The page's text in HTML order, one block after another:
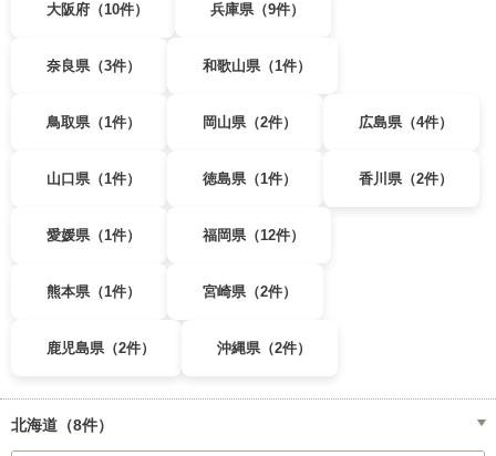
大阪府（10件） 兵庫県（9件）
奈良県（3件） 和歌山県（1件）
鳥取県（1件） 岡山県（2件） 広島県（4件）
山口県（1件） 徳島県（1件） 香川県（2件）
愛媛県（1件） 福岡県（12件）
熊本県（1件） 宮崎県（2件）
鹿児島県（2件） 沖縄県（2件）
北海道（8件）